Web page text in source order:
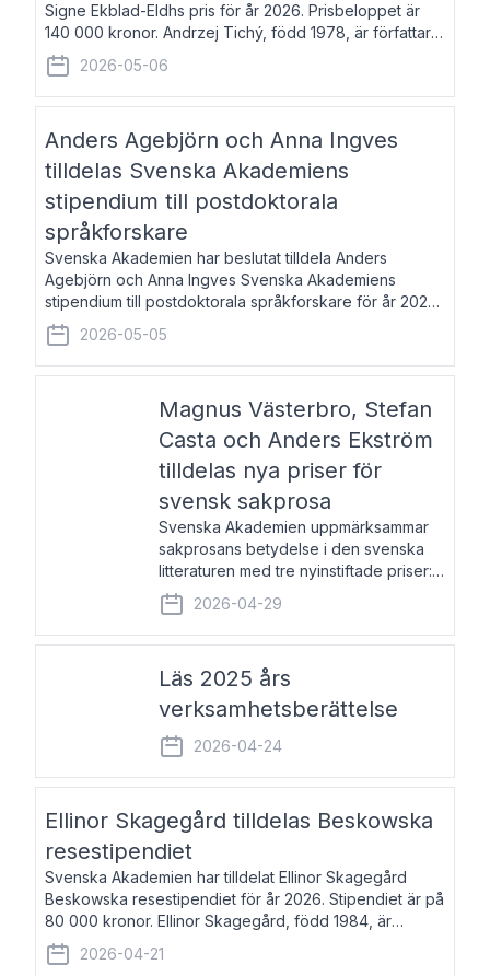
Signe Ekblad-Eldhs pris för år 2026. Prisbeloppet är
140 000 kronor. Andrzej Tichý, född 1978, är författare
och kulturskribent. Han debuterade 2005 med den
lovordade romanen Sex liter l
2026-05-06
Anders Agebjörn och Anna Ingves
tilldelas Svenska Akademiens
stipendium till postdoktorala
språkforskare
Svenska Akademien har beslutat tilldela Anders
Agebjörn och Anna Ingves Svenska Akademiens
stipendium till postdoktorala språkforskare för år 2026.
Stipendiebeloppet är 75 000 kronor per mottagare.
Anders Agebjörn, född 1984, är universitet
2026-05-05
Magnus Västerbro, Stefan
Casta och Anders Ekström
tilldelas nya priser för
svensk sakprosa
Svenska Akademien uppmärksammar
sakprosans betydelse i den svenska
litteraturen med tre nyinstiftade priser:
Svenska Akademiens pris till
framstående författare av svensk
sakprosa som i år går till Magnus
2026-04-29
Läs 2025 års
verksamhetsberättelse
2026-04-24
Ellinor Skagegård tilldelas Beskowska
resestipendiet
Svenska Akademien har tilldelat Ellinor Skagegård
Beskowska resestipendiet för år 2026. Stipendiet är på
80 000 kronor. Ellinor Skagegård, född 1984, är
författare, journalist och musiker. Hon skriver
återkommande för Svenska Dagbladet, Ups
2026-04-21